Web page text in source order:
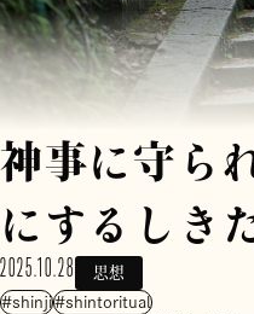
神事に守ら
にするしき
2025.10.28 思想
#shinji#shintoritual